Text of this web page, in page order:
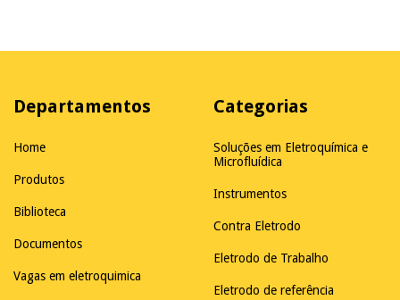
Departamentos
Home
Produtos
Biblioteca
Documentos
Vagas em eletroquimica
Categorias
Soluções em Eletroquímica e
Microfluídica
Instrumentos
Contra Eletrodo
Eletrodo de Trabalho
Eletrodo de referência